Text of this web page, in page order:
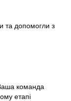
та допомогли з
команда
етапі